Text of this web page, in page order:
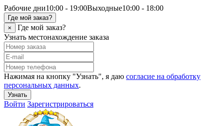
Рабочие дни10:00 - 19:00Выходные10:00 - 18:00
Где мой заказ?
×
Где мой заказ?
Узнать местонахождение заказа
Нажимая на кнопку "Узнать", я даю согласие на обработку
персональных данных.
Узнать
Войти Зарегистрироваться